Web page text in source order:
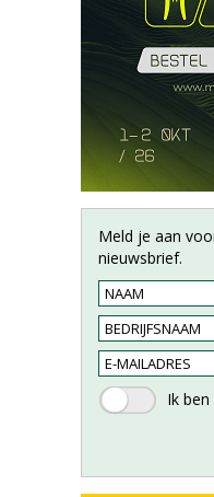
Meld je aan
nieuwsbrief.